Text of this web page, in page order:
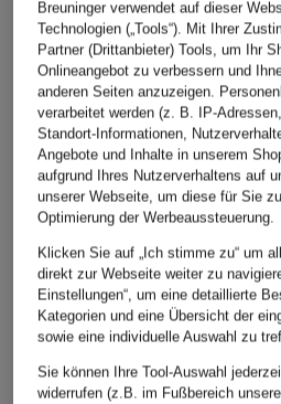
aus Leinen
ab 79,99 €
Bestpreis:67,99 €
Ursprünglich:119,95 €
ab
Bestpreis:
ÄHNLICHE ARTIKEL
Breuninger verwendet auf dieser
Technologien („Tools“). Mit Ihrer
Partner (Drittanbieter) Tools, um Ihr
Onlineangebot zu verbessern und
anderen Seiten anzuzeigen.
verarbeitet werden (z. B. IP-
Standort-Informationen,
Angebote und Inhalte in unserem
aufgrund Ihres Nutzerverhaltens auf
unserer Webseite, um diese für Sie
Optimierung der Werbeaussteuerung.
Klicken Sie auf „Ich stimme zu“ um
direkt zur Webseite weiter zu
Einstellungen“, um eine detaillierte
Kategorien und eine Übersicht der
sowie eine individuelle Auswahl zu
Sie können Ihre Tool-Auswahl
widerrufen (z.B. im Fußbereich